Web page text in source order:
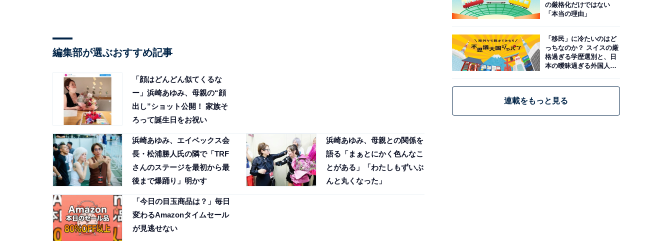
編集部が選ぶおすすめ記事
「顔はどんどん似てくるな
ー」浜崎あゆみ、母親の“顔
出し”ショット公開！ 家族そ
ろって誕生日をお祝い
浜崎あゆみ、エイベックス会
長・松浦勝人氏の隣で「TRF
さんのステージを最初から最
後まで爆踊り」明かす
浜崎あゆみ、母親との関係を
語る「まぁとにかく色んなこ
とがある」「わたしもずいぶ
んと丸くなった」
「今日の目玉商品は？」毎日
変わるAmazonタイムセール
が見逃せない
の厳格化だけではない
「本当の理由」
「移民」に冷たいのはど
っちなのか？ スイスの厳
格過ぎる学歴選別と、日
本の曖昧過ぎる外国人政
連載をもっと見る